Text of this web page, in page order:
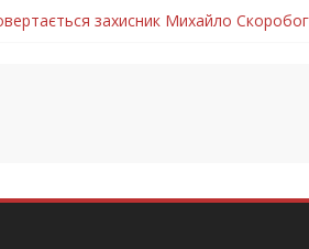
захисник Михайло
до рідного дому «на щиті»